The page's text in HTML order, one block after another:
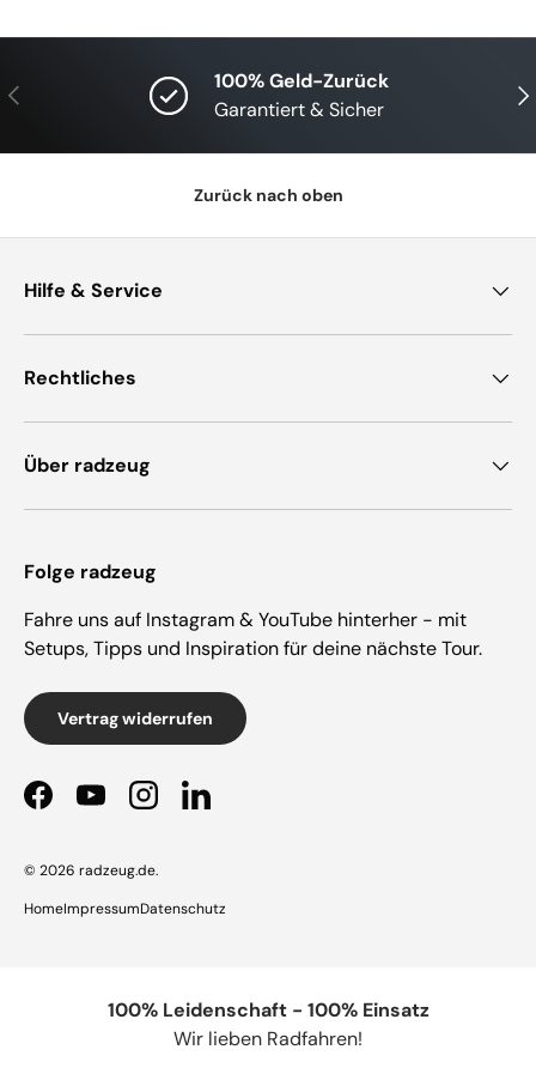
Vorherige
100% Geld-Zurück
Garantiert & Sicher
Zurück nach oben
Hilfe & Service
Rechtliches
Über radzeug
Folge radzeug
Fahre uns auf Instagram & YouTube hinterher - mit
Setups, Tipps und Inspiration für deine nächste Tour.
Vertrag widerrufen
FacebookYouTubeInstagramLinkedIn
© 2026 radzeug.de.
HomeImpressumDatenschutz
100% Leidenschaft - 100% Einsatz
Wir lieben Radfahren!